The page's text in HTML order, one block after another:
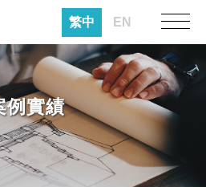
繁中 EN
例實績